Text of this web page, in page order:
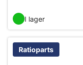
I lager
Ratioparts